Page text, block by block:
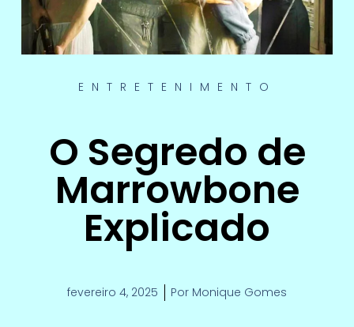
ENTRETENIMENTO
O Segredo de
Marrowbone
Explicado
fevereiro 4, 2025 Por Monique Gomes